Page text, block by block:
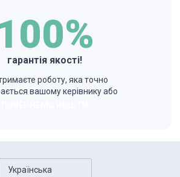
гарантія якості!
роботу, яка точно
вашому керівнику або
Українська